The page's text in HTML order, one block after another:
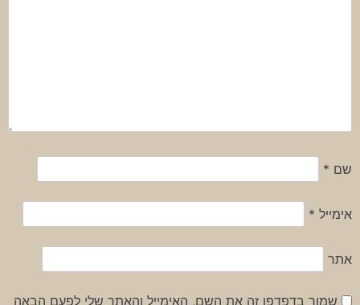
שם *
אימייל *
אתר
שמור בדפדפן זה את השם, האימייל והאתר שלי לפעם הבאה